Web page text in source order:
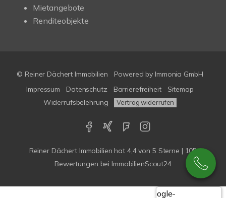
Mietangebote
Renditeobjekte
© Reiner Dächert Immobilien Powered by Immonia GmbH
Impressum
Datenschutz Barrierefreiheit
Sitemap
Widerrufsbelehrung
Vertrag widerrufen
Reiner Dächert Immobilien hat 4,4von 5 Sterne | 105
Bewertungen bei ImmobilienScout24
Google-